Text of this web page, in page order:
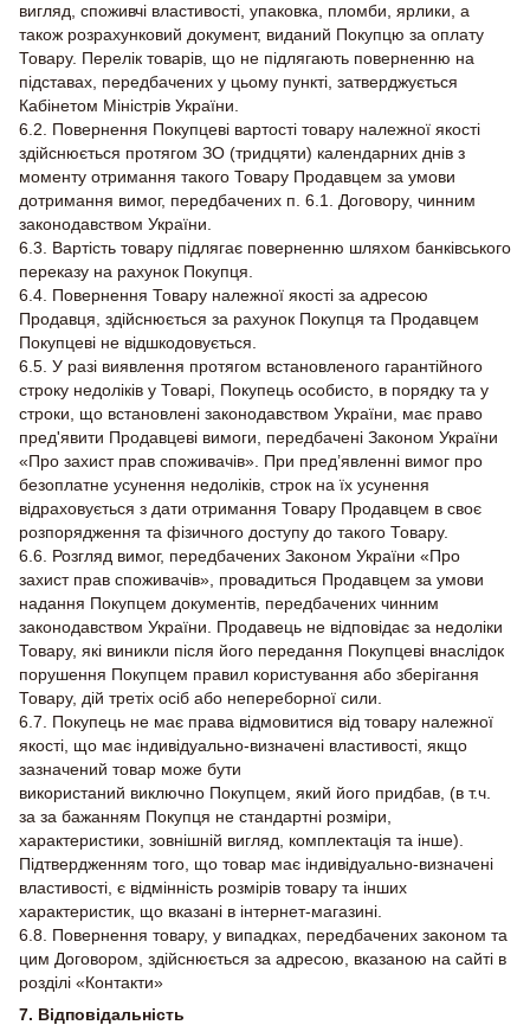
вигляд, споживчі властивості, упаковка, пломби, ярлики, а
також розрахунковий документ, виданий Покупцю за оплату
Товару. Перелік товарів, що не підлягають поверненню на
підставах, передбачених у цьому пункті, затверджується
Кабінетом Міністрів України.
6.2. Повернення Покупцеві вартості товару належної якості
здійснюється протягом ЗО (тридцяти) календарних днів з
моменту отримання такого Товару Продавцем за умови
дотримання вимог, передбачених п. 6.1. Договору, чинним
законодавством України.
6.3. Вартість товару підлягає поверненню шляхом банківського
переказу на рахунок Покупця.
6.4. Повернення Товару належної якості за адресою
Продавця, здійснюється за рахунок Покупця та Продавцем
Покупцеві не відшкодовується.
6.5. У разі виявлення протягом встановленого гарантійного
строку недоліків у Товарі, Покупець особисто, в порядку та у
строки, що встановлені законодавством України, має право
пред'явити Продавцеві вимоги, передбачені Законом України
«Про захист прав споживачів». При пред’явленні вимог про
безоплатне усунення недоліків, строк на їх усунення
відраховується з дати отримання Товару Продавцем в своє
розпорядження та фізичного доступу до такого Товару.
6.6. Розгляд вимог, передбачених Законом України «Про
захист прав споживачів», провадиться Продавцем за умови
надання Покупцем документів, передбачених чинним
законодавством України. Продавець не відповідає за недоліки
Товару, які виникли після його передання Покупцеві внаслідок
порушення Покупцем правил користування або зберігання
Товару, дій третіх осіб або непереборної сили.
6.7. Покупець не має права відмовитися від товару належної
якості, що має індивідуально-визначені властивості, якщо
зазначений товар може бути
використаний виключно Покупцем, який його придбав, (в т.ч.
за за бажанням Покупця не стандартні розміри,
характеристики, зовнішній вигляд, комплектація та інше).
Підтвердженням того, що товар має індивідуально-визначені
властивості, є відмінність розмірів товару та інших
характеристик, що вказані в інтернет-магазині.
6.8. Повернення товару, у випадках, передбачених законом та
цим Договором, здійснюється за адресою, вказаною на сайті в
розділі «Контакти»
7. Відповідальність